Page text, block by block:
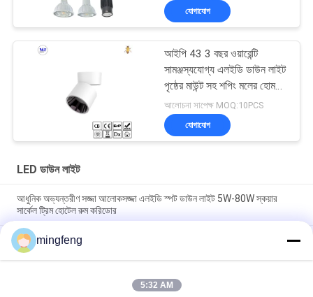
যোগাযোগ
আইপি 43 3 বছর ওয়ারেন্টি
সামঞ্জস্যযোগ্য এলইডি ডাউন লাইট
পৃষ্ঠের মাউন্ট সহ শপিং মলের হোম
ব্যবহারের জন্য
আলোচনা সাপেক্ষ MOQ:10PCS
যোগাযোগ
LED ডাউন লাইট
আধুনিক অভ্যন্তরীণ সজ্জা আলোকসজ্জা এলইডি স্পট ডাউন লাইট 5W-80W স্কয়ার
সার্কেল ট্রিম হোটেল রুম করিডোর
295LM 100° IP65 5W ডিমেবল LED ডাউন লাইট ক্যাবিনেট স্পটলাইট
Energy Efficient for Living Room
mingfeng
5:32 AM